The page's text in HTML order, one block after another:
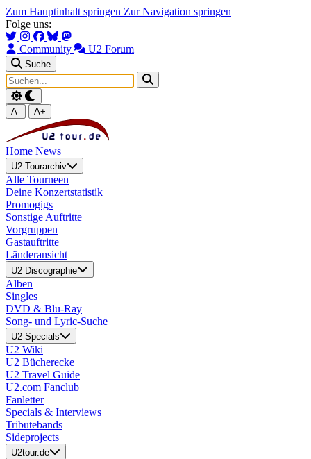
Zum Hauptinhalt springen Zur Navigation springen
Folge uns:
Community U2 Forum
Suche
A- A+
Home News
U2 Tourarchiv
Alle Tourneen
Deine Konzertstatistik
Promogigs
Sonstige Auftritte
Vorgruppen
Gastauftritte
Länderansicht
U2 Discographie
Alben
Singles
DVD & Blu-Ray
Song- und Lyric-Suche
U2 Specials
U2 Wiki
U2 Bücherecke
U2 Travel Guide
U2.com Fanclub
Fanletter
Specials & Interviews
Tributebands
Sideprojects
U2tour.de